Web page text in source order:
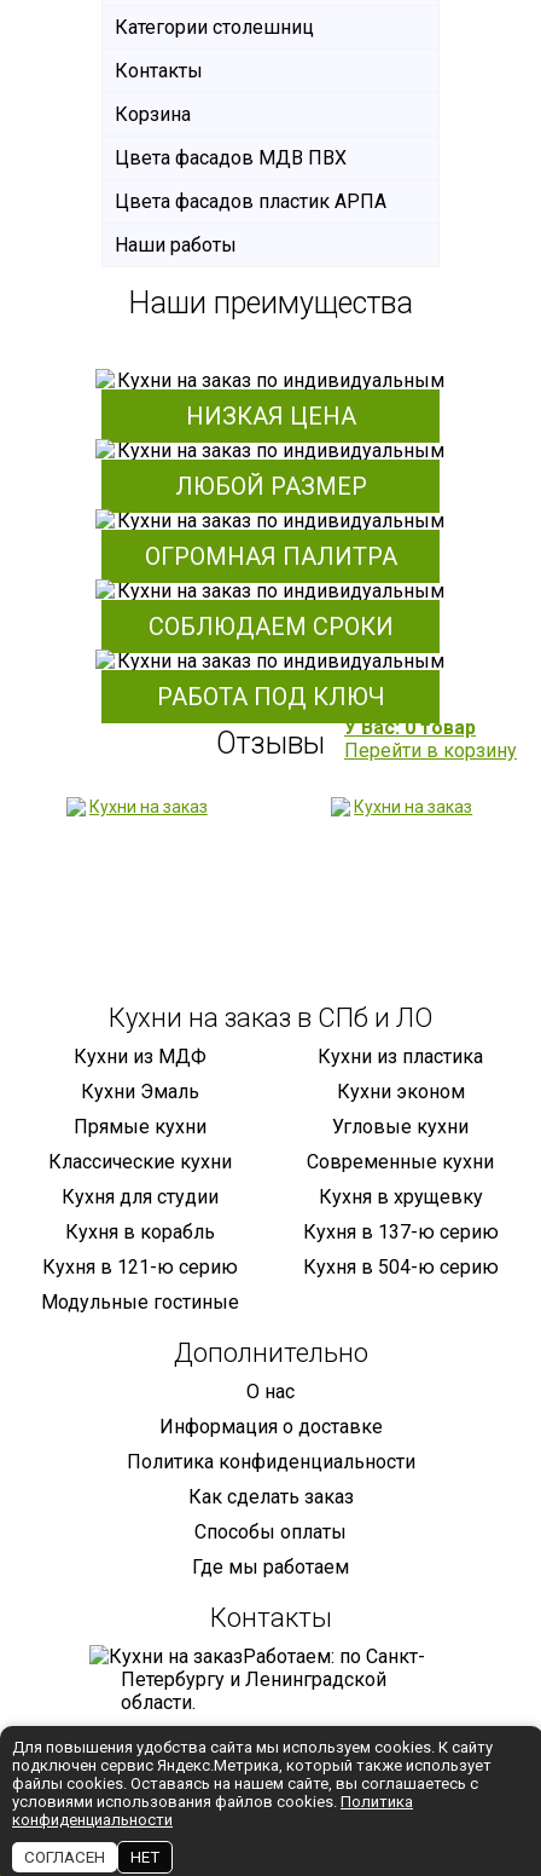
Категории столешниц
Контакты
Корзина
Цвета фасадов МДВ ПВХ
Цвета фасадов пластик АРПА
Наши работы
Наши преимущества
НИЗКАЯ ЦЕНА
ЛЮБОЙ РАЗМЕР
ОГРОМНАЯ ПАЛИТРА
СОБЛЮДАЕМ СРОКИ
РАБОТА ПОД КЛЮЧ
Отзывы
У Вас: 0 товар
Перейти в корзину
Кухни на заказ в СПб и ЛО
Кухни из МДФ
Кухни из пластика
Кухни Эмаль
Кухни эконом
Прямые кухни
Угловые кухни
Классические кухни
Современные кухни
Кухня для студии
Кухня в хрущевку
Кухня в корабль
Кухня в 137-ю серию
Кухня в 121-ю серию
Кухня в 504-ю серию
Модульные гостиные
Дополнительно
О нас
Информация о доставке
Политика конфиденциальности
Как сделать заказ
Способы оплаты
Где мы работаем
Контакты
Работаем: по Санкт-
Петербургу и Ленинградской
области.
+7 (921) 905-68-59
info@mebelmaniya.com
Для повышения удобства сайта мы используем cookies. К сайту
подключен сервис Яндекс.Метрика, который также использует
файлы cookies. Оставаясь на нашем сайте, вы соглашаетесь с
условиями использования файлов cookies. Политика
конфиденциальности
СОГЛАСЕН НЕТ